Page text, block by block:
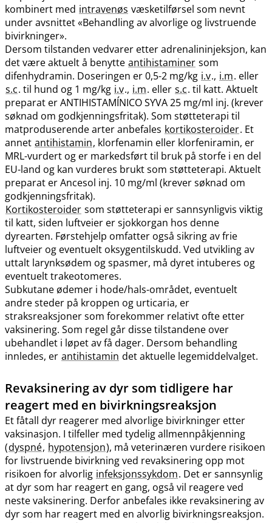
kombinert med intravenøs væsketilførsel som nevnt
under avsnittet «Behandling av alvorlige og livstruende
bivirkninger».
Dersom tilstanden vedvarer etter adrenalininjeksjon, kan
det være aktuelt å benytte antihistaminer som
difenhydramin. Doseringen er 0,5-2 mg/kg i.v., i.m. eller
s.c. til hund og 1 mg/kg i.v., i.m. eller s.c. til katt. Aktuelt
preparat er ANTIHISTAMÍNICO SYVA 25 mg/ml inj. (krever
søknad om godkjenningsfritak). Som støtteterapi til
matproduserende arter anbefales kortikosteroider. Et
annet antihistamin, klorfenamin eller klorfeniramin, er
MRL-vurdert og er markedsført til bruk på storfe i en del
EU-land og kan vurderes brukt som støtteterapi. Aktuelt
preparat er Ancesol inj. 10 mg/ml (krever søknad om
godkjenningsfritak).
Kortikosteroider som støtteterapi er sannsynligvis viktig
til katt, siden luftveier er sjokkorgan hos denne
dyrearten. Førstehjelp omfatter også sikring av frie
luftveier og eventuelt oksygentilskudd. Ved utvikling av
uttalt larynksødem og spasmer, må dyret intuberes og
eventuelt trakeotomeres.
Subkutane ødemer i hode​/​hals-området, eventuelt
andre steder på kroppen og urticaria, er
straksreaksjoner som forekommer relativt ofte etter
vaksinering. Som regel går disse tilstandene over
ubehandlet i løpet av få dager. Dersom behandling
innledes, er antihistamin det aktuelle legemiddelvalget.
Revaksinering av dyr som tidligere har
reagert med en bivirkningsreaksjon
Et fåtall dyr reagerer med alvorlige bivirkninger etter
vaksinasjon. I tilfeller med tydelig allmennpåkjenning
(dyspné, hypotensjon), må veterinæren vurdere risikoen
for livstruende bivirkning ved revaksinering opp mot
risikoen for alvorlig infeksjonssykdom. Det er sannsynlig
at dyr som har reagert en gang, også vil reagere ved
neste vaksinering. Derfor anbefales ikke revaksinering av
dyr som har reagert med en alvorlig bivirkningsreaksjon.